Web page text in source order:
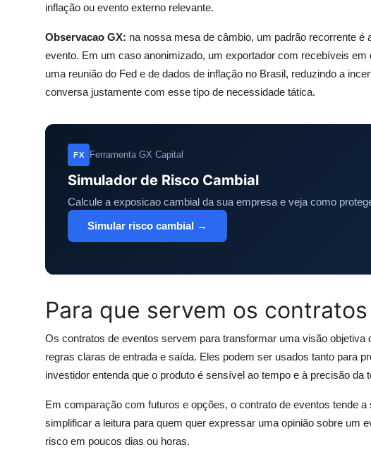
inflação ou evento externo relevante.
Observacao GX: na nossa mesa de câmbio, um padrão recorrente
evento. Em um caso anonimizado, um exportador com recebíveis
uma reunião do Fed e de dados de inflação no Brasil, reduzindo a
conversa justamente com esse tipo de necessidade tática.
FX Ferramenta GX Capital
Simulador de Risco Cambial
Calcule a exposicao cambial da sua empresa e veja como
Simular risco cambial →
Para que servem os
Os contratos de eventos servem para transformar uma visão
regras claras de entrada e saída. Eles podem ser usados tanto para
investidor entenda que o produto é sensível ao tempo e à precisão da
Em comparação com futuros e opções, o contrato de eventos tende
simplificar a leitura para quem quer expressar uma opinião sobre um
risco em poucos dias ou horas.